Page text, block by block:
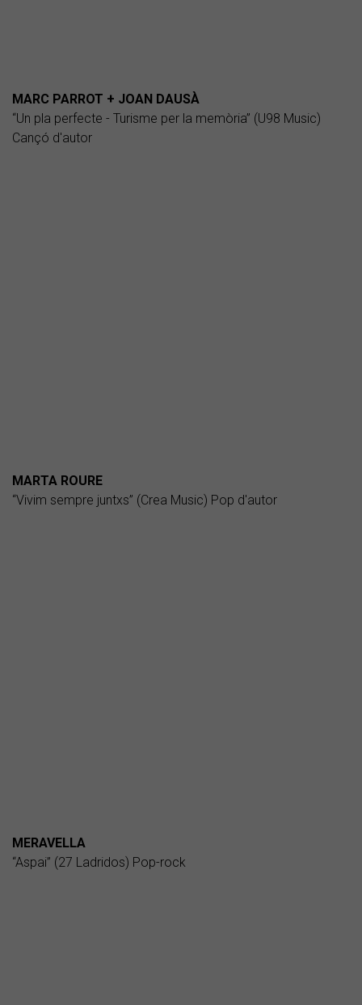
MARC PARROT + JOAN DAUSÀ
“Un pla perfecte - Turisme per la memòria” (U98 Music)
Cançó d'autor
MARTA ROURE
“Vivim sempre juntxs” (Crea Music) Pop d'autor
MERAVELLA
“Aspai” (27 Ladridos) Pop-rock